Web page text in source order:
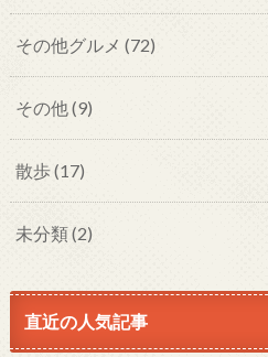
その他グルメ (72)
その他(9)
散歩(17)
未分類(2)
直近の人気記事